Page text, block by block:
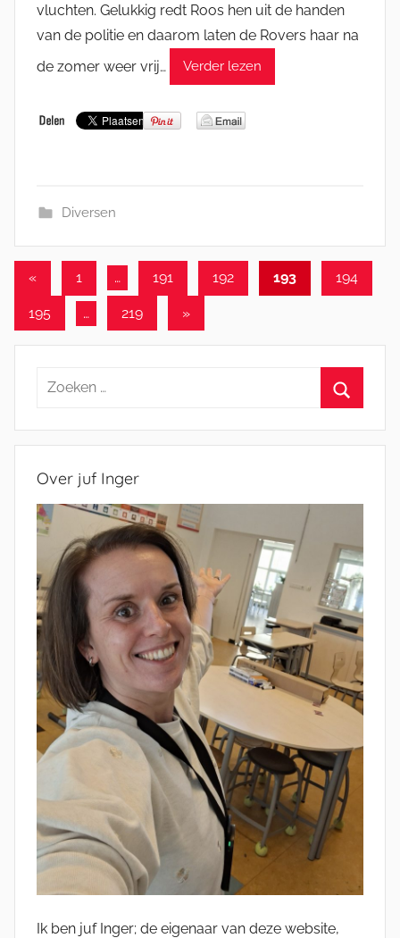
vluchten. Gelukkig redt Roos hen uit de handen
van de politie en daarom laten de Rovers haar na
de zomer weer vrij…
Verder lezen
Diversen
Berichten
paginering
«Vorige
berichten
1 … 191 192 193 194
195 … 219
Volgende
»
Zoeken
Over juf Inger
Ik ben juf Inger; de eigenaar van deze website,